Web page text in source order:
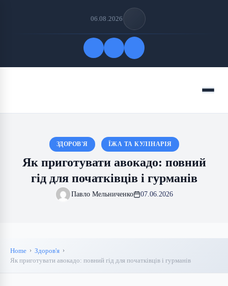
06.08.2026
Menu
ЗДОРОВ'Я ЇЖА ТА КУЛІНАРІЯ
Як приготувати авокадо: повний
гід для початківців і гурманів
Павло Мельниченко 07.06.2026
Home
Здоров'я
Як приготувати авокадо: повний гід для початківців і гурманів